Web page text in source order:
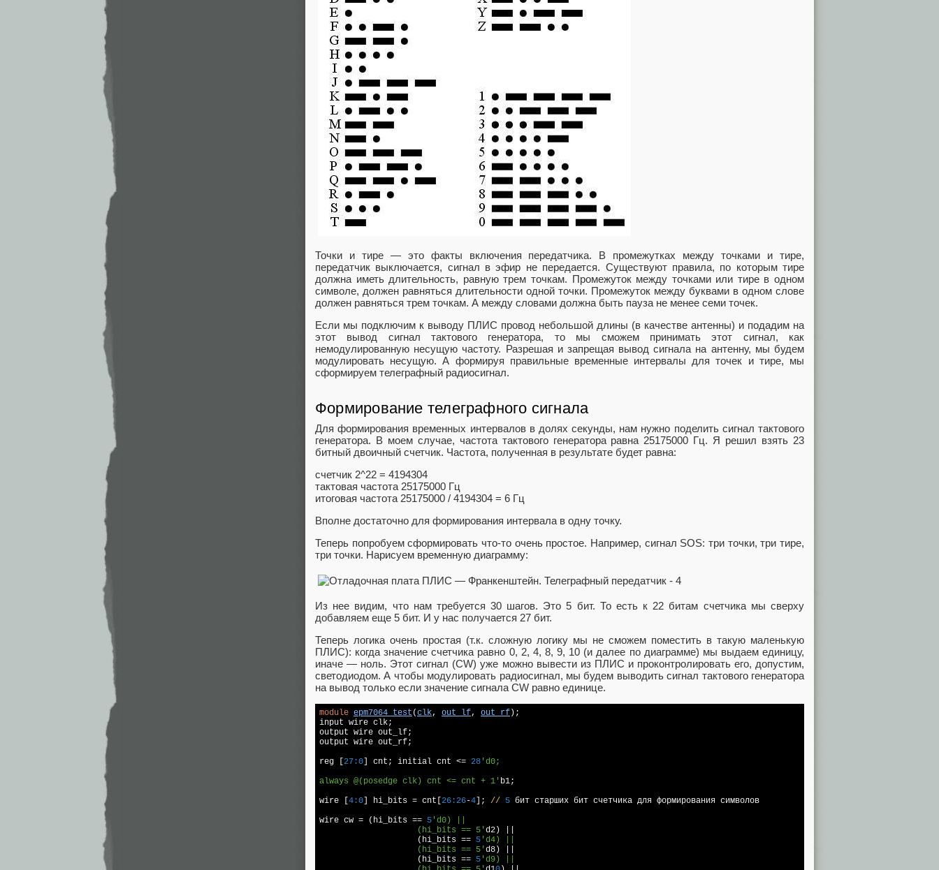
Точки и тире — это факты включения передатчика. В промежутках между точками и тире,
передатчик выключается, сигнал в эфир не передается. Существуют правила, по которым тире
должна иметь длительность, равную трем точкам. Промежуток между точками или тире в одном
символе, должен равняться длительности одной точки. Промежуток между буквами в одном слове
должен равняться трем точкам. А между словами должна быть пауза не менее семи точек.
Если мы подключим к выводу ПЛИС провод небольшой длины (в качестве антенны) и подадим на
этот вывод сигнал тактового генератора, то мы сможем принимать этот сигнал, как
немодулированную несущую частоту. Разрешая и запрещая вывод сигнала на антенну, мы будем
модулировать несущую. А формируя правильные временные интервалы для точек и тире, мы
сформируем телеграфный радиосигнал.
Формирование телеграфного сигнала
Для формирования временных интервалов в долях секунды, нам нужно поделить сигнал тактового
генератора. В моем случае, частота тактового генератора равна 25175000 Гц. Я решил взять 23
битный двоичный счетчик. Частота, полученная в результате будет равна:
счетчик 2^22 = 4194304
тактовая частота 25175000 Гц
итоговая частота 25175000 / 4194304 = 6 Гц
Вполне достаточно для формирования интервала в одну точку.
Теперь попробуем сформировать что-то очень простое. Например, сигнал SOS: три точки, три тире,
три точки. Нарисуем временную диаграмму:
Из нее видим, что нам требуется 30 шагов. Это 5 бит. То есть к 22 битам счетчика мы сверху
добавляем еще 5 бит. И у нас получается 27 бит.
Теперь логика очень простая (т.к. сложную логику мы не сможем поместить в такую маленькую
ПЛИС): когда значение счетчика равно 0, 2, 4, 8, 9, 10 (и далее по диаграмме) мы выдаем единицу,
иначе — ноль. Этот сигнал (CW) уже можно вывести из ПЛИС и проконтролировать его, допустим,
светодиодом. А чтобы модулировать радиосигнал, мы будем выводить сигнал тактового генератора
на вывод только если значение сигнала CW равно единице.
module epm7064_test (clk, out_lf, out_rf );
input wire clk;
output wire out_lf;
output wire out_rf;
reg [ 27 :0 ] cnt; initial cnt <= 28 'd0;
always @(posedge clk) cnt <= cnt + 1' b1;
wire [ 4 :0 ] hi_bits = cnt[ 26 :26-4 ]; // 5 бит старших бит счетчика для формирования символов
wire cw = (hi_bits == 5 'd0) ||
		    (hi_bits == 5'
d2) ||
		    (hi_bits ==
5 'd4) ||
		    (hi_bits == 5'
d8) ||
		    (hi_bits ==
5 'd9) ||